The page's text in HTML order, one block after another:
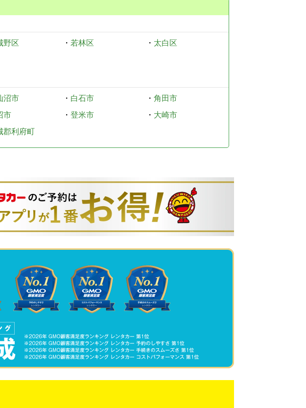
野区 ・ 若林区 ・ 太白区
沼市 ・ 白石市 ・ 角田市
市 ・ 登米市 ・ 大崎市
郡利府町